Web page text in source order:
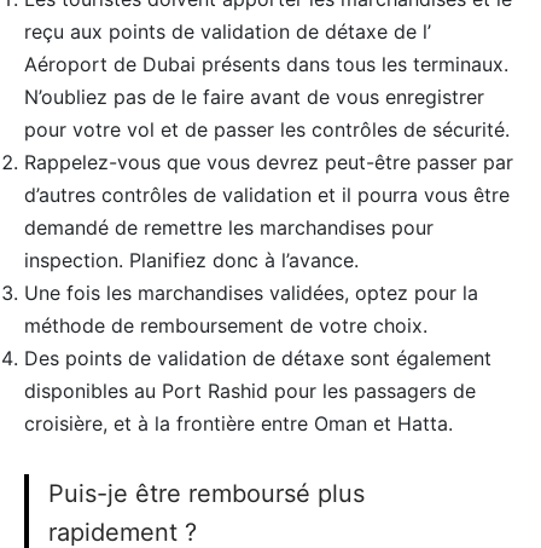
reçu aux points de validation de détaxe de l’
Aéroport de Dubai présents dans tous les terminaux.
N’oubliez pas de le faire avant de vous enregistrer
pour votre vol et de passer les contrôles de sécurité.
Rappelez-vous que vous devrez peut-être passer par
d’autres contrôles de validation et il pourra vous être
demandé de remettre les marchandises pour
inspection. Planifiez donc à l’avance.
Une fois les marchandises validées, optez pour la
méthode de remboursement de votre choix.
Des points de validation de détaxe sont également
disponibles au Port Rashid pour les passagers de
croisière, et à la frontière entre Oman et Hatta.
Puis-je être remboursé plus
rapidement ?